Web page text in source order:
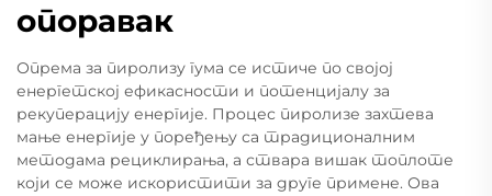
опоравак
Опрема за пиролизу гума се истиче по својој
енергетској ефикасности и потенцијалу за
рекуперацију енергије. Процес пиролизе захтева
мање енергије у поређењу са традиционалним
методама рециклирања, а ствара вишак топлоте
који се може искористити за друге примене. Ова